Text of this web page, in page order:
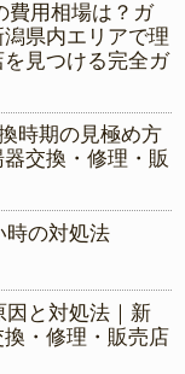
費用相場は？ガ
県内エリアで理
見つける完全ガ
時期の見極め方
器交換・修理・販
時の対処法
因と対処法｜新
・修理・販売店